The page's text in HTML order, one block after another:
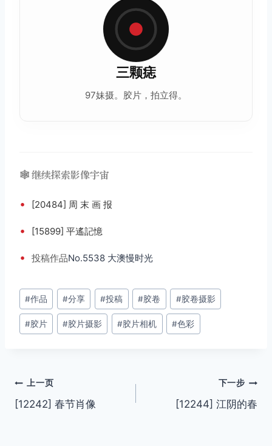
三颗痣
97妹摄。胶片，拍立得。
🕸️ 继续探索影像宇宙
• [20484] 周 末 画 报
• [15899] 平遙記憶
• 投稿作品No.5538 大澳慢时光
文
章
标
#作品 #分享 #投稿 #胶卷 #胶卷摄影
#胶片 #胶片摄影 #胶片相机 #色彩
文
章
上一页
[12242] 春节肖像
下一步
[12244] 江阴的春